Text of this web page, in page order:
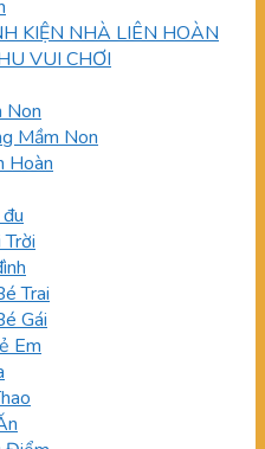
KIỆN NHÀ LIÊN HOÀN
VUI CHƠI
Non
Mầm Non
Hoàn
Trai
Gái
Em